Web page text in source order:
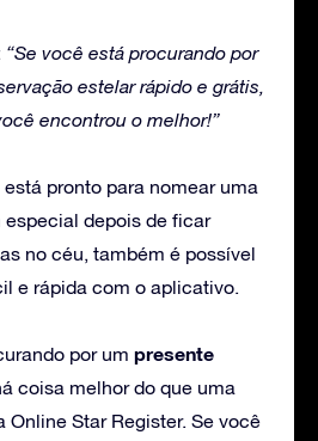
“Se você está procurando por
estelar rápido e grátis,
encontrou o melhor!”
pronto para nomear uma
depois de ficar
no céu, também é possível
e rápida com o aplicativo.
por um presente
coisa melhor do que uma
Online Star Register. Se você